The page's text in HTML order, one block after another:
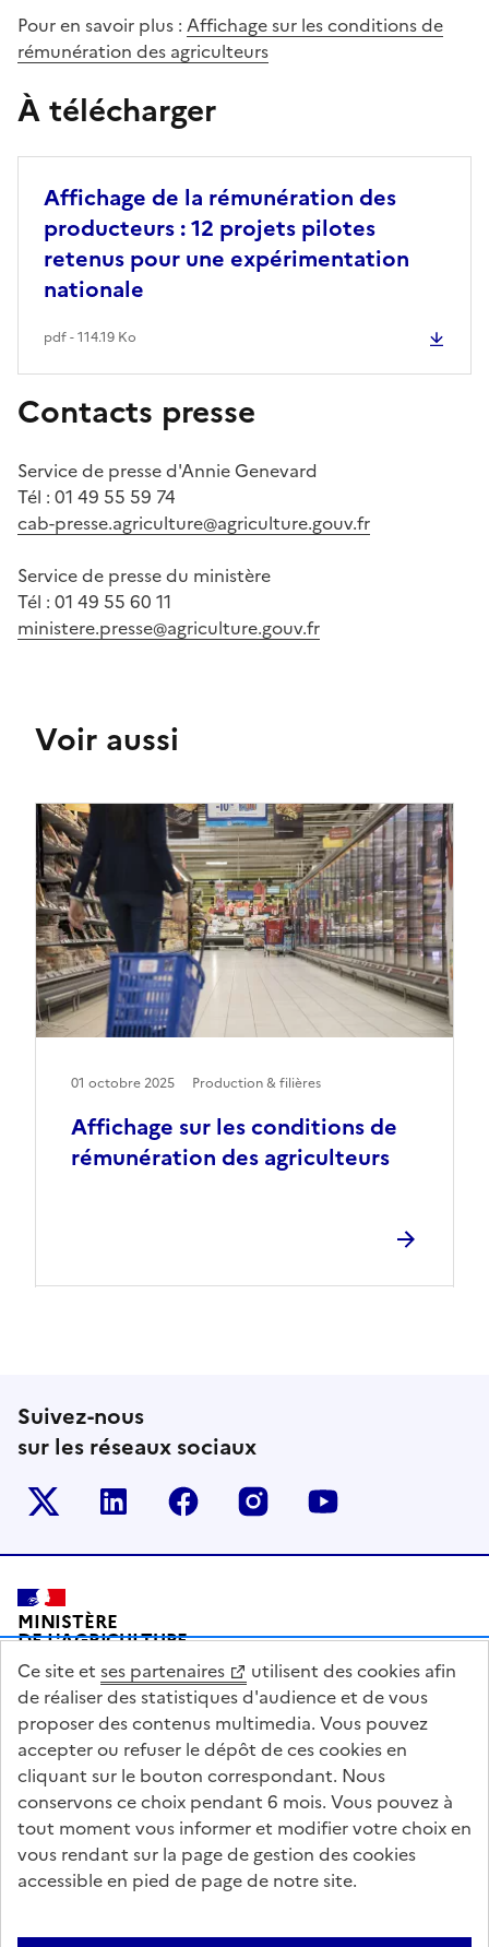
Pour en savoir plus : Affichage sur les conditions de
rémunération des agriculteurs
À télécharger
Affichage de la rémunération des
producteurs : 12 projets pilotes
retenus pour une expérimentation
nationale
pdf - 114.19 Ko
Contacts presse
Service de presse d'Annie Genevard
Tél : 01 49 55 59 74
cab-presse.agriculture@agriculture.gouv.fr
Service de presse du ministère
Tél : 01 49 55 60 11
ministere.presse@agriculture.gouv.fr
Voir aussi
Affichage sur les conditions de
rémunération des agriculteurs
01 octobre 2025 Production & filières
Suivez-nous
sur les réseaux sociaux
Le ministère sur Twitter
Le ministère sur LinkedIn
Le ministère sur Facebook
Le ministère sur
Pied de page
MINISTÈRE
DE L'AGRICULTURE
DE L'AGRO-ALIMENTAIRE
ET DE LA SOUVERAINETÉ
ALIMENTAIRE
legifrance.gouv.fr
info.gouv.fr
service-public.gouv.fr
data.gouv.fr
Ce site et ses partenaires
utilisent des cookies afin
de réaliser des statistiques d'audience et de vous
proposer des contenus multimedia. Vous pouvez
accepter ou refuser le dépôt de ces cookies en
cliquant sur le bouton correspondant. Nous
conservons ce choix pendant 6 mois. Vous pouvez à
tout moment vous informer et modifier votre choix en
vous rendant sur la page de gestion des cookies
accessible en pied de page de notre site.